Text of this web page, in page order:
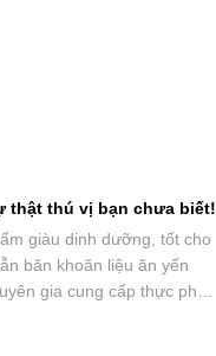
thật thú vị bạn chưa biết!
giàu dinh dưỡng, tốt cho
băn khoăn liệu ăn yến
gia cung cấp thực phẩm